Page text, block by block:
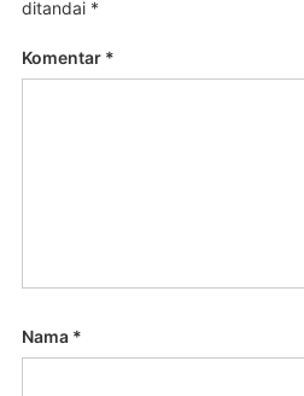
ditandai *
Komentar *
Nama *